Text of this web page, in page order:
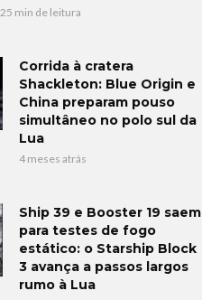
25 min de leitura
Corrida à cratera
Shackleton: Blue Origin e
China preparam pouso
simultâneo no polo sul da
Lua
4 meses atrás
Ship 39 e Booster 19 saem
para testes de fogo
estático: o Starship Block
3 avança a passos largos
rumo à Lua